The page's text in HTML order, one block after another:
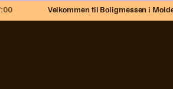
Velkommen til Boligmessen i Molde: